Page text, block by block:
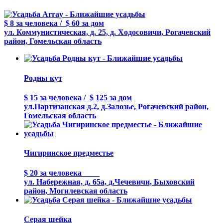
$ 8 за человека / $ 60 за дом
ул. Коммунистическая, д. 25, д. Ходосовичи, Рогачевский
район, Гомельская область
Родны кут
$ 15 за человека / $ 125 за дом
ул.Партизанская д.2, д.Залозье, Рогачевский район,
Гомельская область
Чигиринское предместье
$ 20 за человека
ул. Набережная, д. 65а, д.Чечевичи, Быховский
район, Могилевская область
Серая шейка